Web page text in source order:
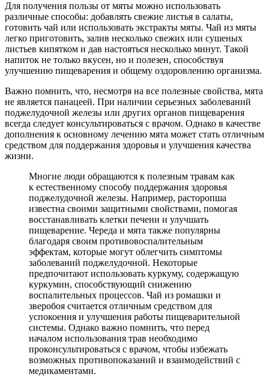
Для получения пользы от мяты можно использовать
различные способы: добавлять свежие листья в салаты,
готовить чай или использовать экстракты мяты. Чай из мяты
легко приготовить, залив несколько свежих или сушеных
листьев кипятком и дав настояться несколько минут. Такой
напиток не только вкусен, но и полезен, способствуя
улучшению пищеварения и общему оздоровлению организма.
Важно помнить, что, несмотря на все полезные свойства, мята
не является панацеей. При наличии серьезных заболеваний
поджелудочной железы или других органов пищеварения
всегда следует консультироваться с врачом. Однако в качестве
дополнения к основному лечению мята может стать отличным
средством для поддержания здоровья и улучшения качества
жизни.
Многие люди обращаются к полезным травам как
к естественному способу поддержания здоровья
поджелудочной железы. Например, расторопша
известна своими защитными свойствами, помогая
восстанавливать клетки печени и улучшать
пищеварение. Череда и мята также популярны
благодаря своим противовоспалительным
эффектам, которые могут облегчить симптомы
заболеваний поджелудочной. Некоторые
предпочитают использовать куркуму, содержащую
куркумин, способствующий снижению
воспалительных процессов. Чай из ромашки и
зверобоя считается отличным средством для
успокоения и улучшения работы пищеварительной
системы. Однако важно помнить, что перед
началом использования трав необходимо
проконсультироваться с врачом, чтобы избежать
возможных противопоказаний и взаимодействий с
медикаментами.